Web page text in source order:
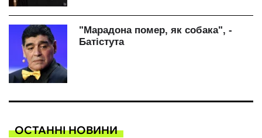
ОСТАННІ НОВИНИ